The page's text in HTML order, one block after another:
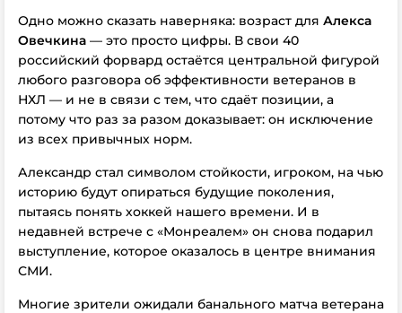
Одно можно сказать наверняка: возраст для Алекса
Овечкина — это просто цифры. В свои 40
российский форвард остаётся центральной фигурой
любого разговора об эффективности ветеранов в
НХЛ — и не в связи с тем, что сдаёт позиции, а
потому что раз за разом доказывает: он исключение
из всех привычных норм.
Александр стал символом стойкости, игроком, на чью
историю будут опираться будущие поколения,
пытаясь понять хоккей нашего времени. И в
недавней встрече с «Монреалем» он снова подарил
выступление, которое оказалось в центре внимания
СМИ.
Многие зрители ожидали банального матча ветерана